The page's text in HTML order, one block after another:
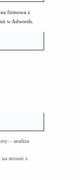
firmowa z
w Adwords.
– analiza
na stronie z